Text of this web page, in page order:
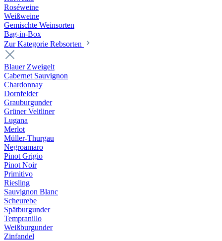
Roséweine
Weißweine
Gemischte Weinsorten
Bag-in-Box
Zur Kategorie Rebsorten
Blauer Zweigelt
Cabernet Sauvignon
Chardonnay
Dornfelder
Grauburgunder
Grüner Veltliner
Lugana
Merlot
Müller-Thurgau
Negroamaro
Pinot Grigio
Pinot Noir
Primitivo
Riesling
Sauvignon Blanc
Scheurebe
Spätburgunder
Tempranillo
Weißburgunder
Zinfandel